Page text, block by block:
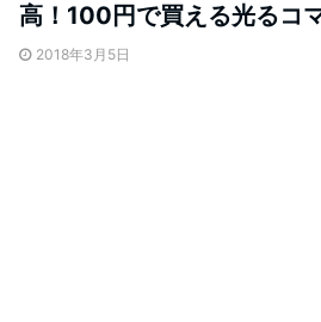
高！100円で買える光るコ
2018年3月5日